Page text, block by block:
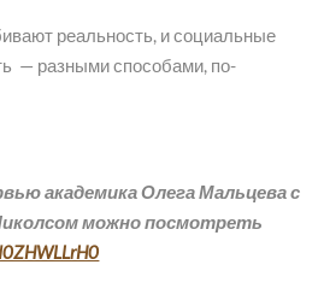
реальность, и социальные
— разными способами, по-
академика Олега Мальцева с
можно посмотреть